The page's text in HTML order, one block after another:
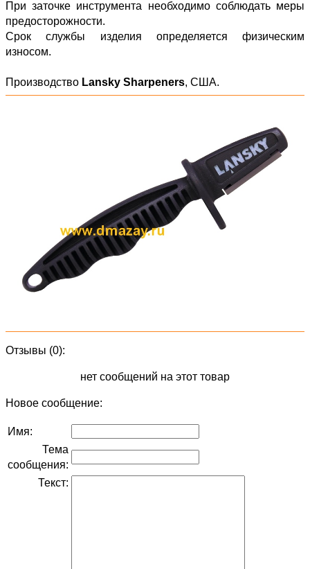
При заточке инструмента необходимо соблюдать меры
предосторожности.
Срок службы изделия определяется физическим
износом.
Производство Lansky Sharpeners, США.
Отзывы (0):
нет сообщений на этот товар
Новое сообщение:
Имя:
Тема
сообщения:
Текст: